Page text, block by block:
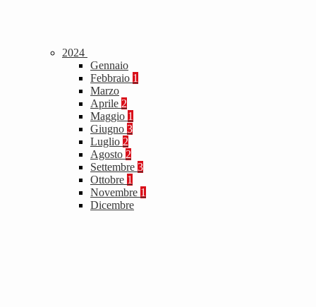
2024
Gennaio
Febbraio 1
Marzo
Aprile 2
Maggio 1
Giugno 3
Luglio 2
Agosto 2
Settembre 3
Ottobre 1
Novembre 1
Dicembre